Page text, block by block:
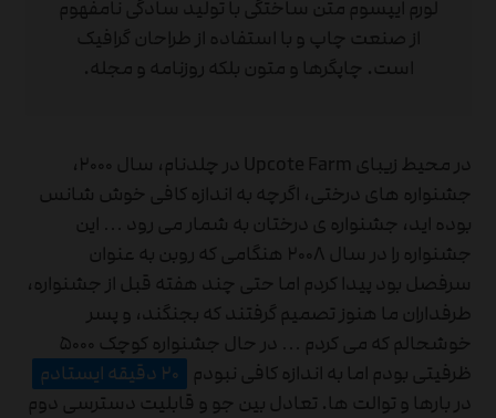
در محیط زیبای Upcote Farm در چلدنام، سال ۲۰۰۰،
جشنواره های درختی، اگرچه به اندازه کافی خوش شانس
بوده اید، جشنواره ی درختان به شمار می رود … این
جشنواره را در سال ۲۰۰۸ هنگامی که روبن به عنوان
سرفصل بود پیدا کردم اما حتی چند هفته قبل از جشنواره،
طرفداران ما هنوز تصمیم گرفتند که بجنگند، و پسر
خوشحالم که می کردم … در حال جشنواره کوچک ۵۰۰۰
ظرفیتی بودم اما به اندازه کافی نبودم ۲۰ دقیقه ایستادم
در بارها و توالت ها. تعادل بین جو و قابلیت دسترسی دوم